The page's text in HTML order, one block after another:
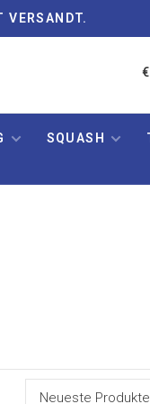
VERSANDT.
SQUASH
Neueste Produkte